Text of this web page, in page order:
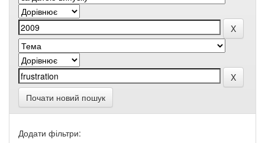
Почати новий пошук
Додати фільтри: